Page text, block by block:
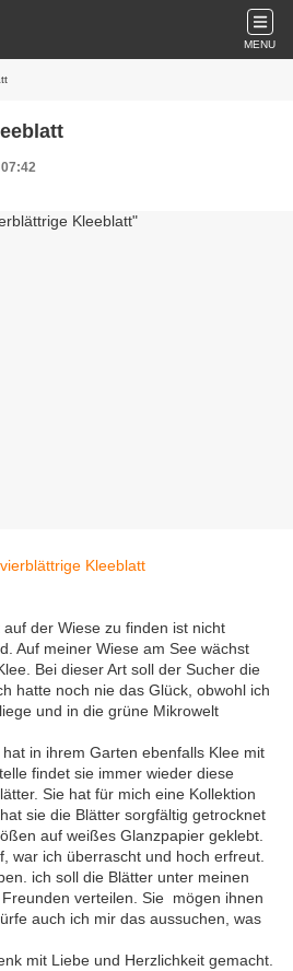
MENU
der Wiese zu finden ist nicht
Auf meiner Wiese am See wächst
Bei dieser Art soll der Sucher die
hatte noch nie das Glück, obwohl ich
und in die grüne Mikrowelt
in ihrem Garten ebenfalls Klee mit
findet sie immer wieder diese
Sie hat für mich eine Kollektion
sie die Blätter sorgfältig getrocknet
auf weißes Glanzpapier geklebt.
war ich überrascht und hoch erfreut.
ich soll die Blätter unter meinen
verteilen. Sie mögen ihnen
auch ich mir das aussuchen, was
mit Liebe und Herzlichkeit gemacht.